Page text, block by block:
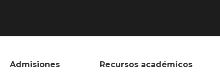
Admisiones Recursos académicos